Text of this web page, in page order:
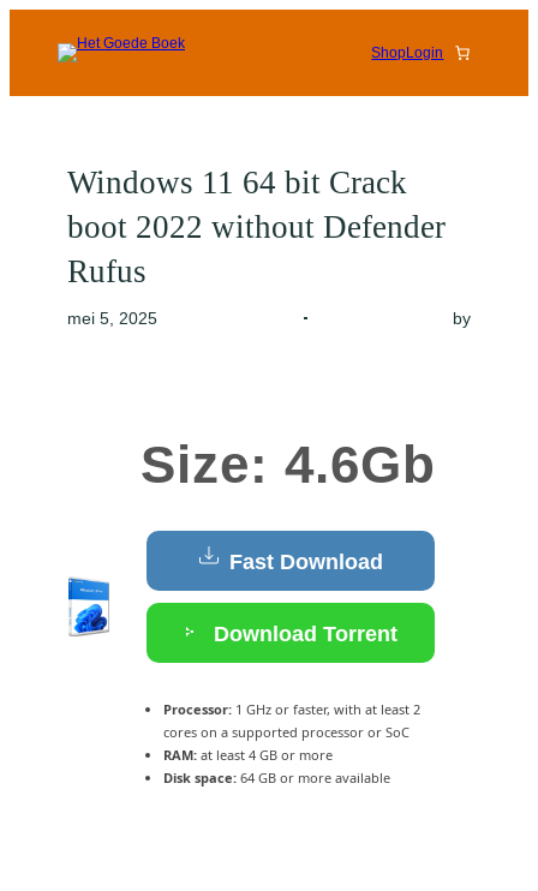
ShopLogin
Windows 11 64 bit Crack
boot 2022 without Defender
Rufus
mei 5, 2025 by
Size: 4.6Gb
Fast Download
Download Torrent
Processor: 1 GHz or faster, with at least 2
cores on a supported processor or SoC
RAM: at least 4 GB or more
Disk space: 64 GB or more available